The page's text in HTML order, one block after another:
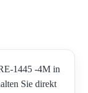
1445 -4M in
Sie direkt